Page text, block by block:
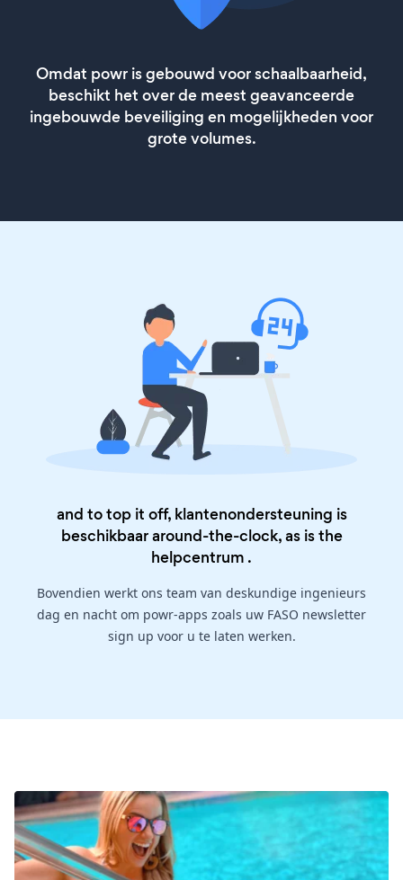
Omdat powr is gebouwd voor schaalbaarheid,
beschikt het over de meest geavanceerde
ingebouwde beveiliging en mogelijkheden voor
grote volumes.
and to top it off, klantenondersteuning is
beschikbaar around-the-clock, as is the
helpcentrum .
Bovendien werkt ons team van deskundige ingenieurs
dag en nacht om powr-apps zoals uw FASO newsletter
sign up voor u te laten werken.